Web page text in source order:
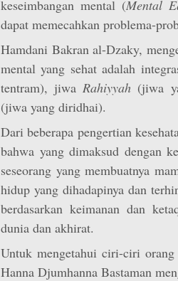
keseimbangan mental (Mental
dapat memecahkan problema-
Hamdani Bakran al-Dzaky,
mental yang sehat adalah
tentram), jiwa Rahiyyah (jiwa
(jiwa yang diridhai).
Dari beberapa pengertian
bahwa yang dimaksud dengan
seseorang yang membuatnya
hidup yang dihadapinya dan
berdasarkan keimanan dan
dunia dan akhirat.
Untuk mengetahui ciri-ciri orang
Hanna Djumhanna Bastaman